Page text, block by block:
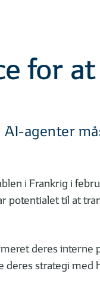
for
agenter
i Frankrig i
potentialet til at
deres interne
strategi med